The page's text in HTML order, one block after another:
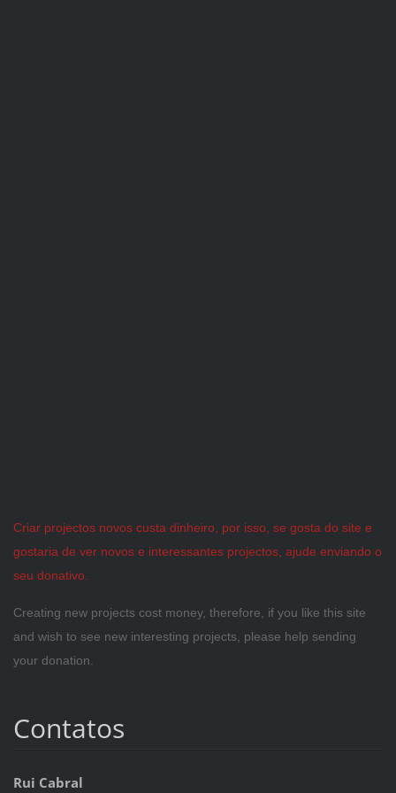
Criar projectos novos custa dinheiro, por isso, se gosta do site e
gostaria de ver novos e interessantes projectos, ajude enviando o
seu donativo.
Creating new projects cost money, therefore, if you like this site
and wish to see new interesting projects, please help sending
your donation.
Contatos
Rui Cabral